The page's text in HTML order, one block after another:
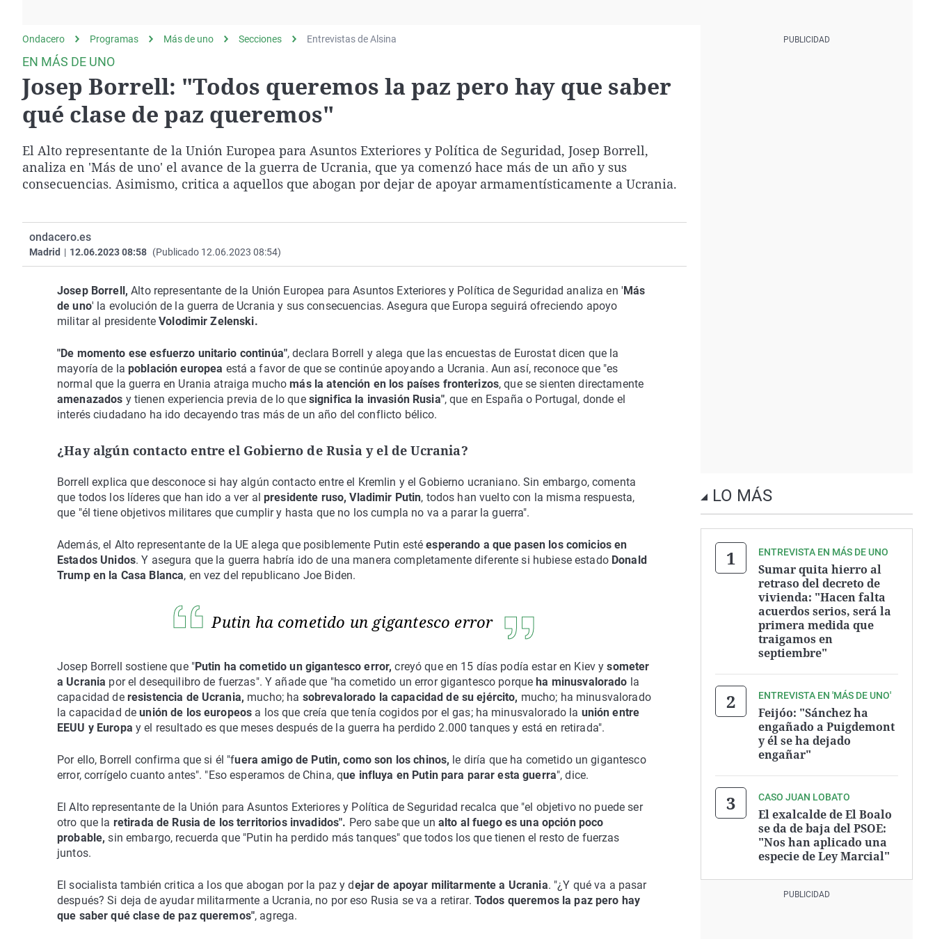
gato
Operación Viuda
Negra
País Vasco
Ondacero Programas Más de uno Secciones Entrevistas de Alsina
EN MÁS DE UNO
Josep Borrell: "Todos queremos la paz pero hay que saber
qué clase de paz queremos"
El Alto representante de la Unión Europea para Asuntos Exteriores y Política de Seguridad, Josep Borrell,
analiza en 'Más de uno' el avance de la guerra de Ucrania, que ya comenzó hace más de un año y sus
consecuencias. Asimismo, critica a aquellos que abogan por dejar de apoyar armamentísticamente a Ucrania.
ondacero.es
Madrid | 12.06.2023 08:58 (Publicado 12.06.2023 08:54)
Josep Borrell, Alto representante de la Unión Europea para Asuntos Exteriores y Política de Seguridad analiza en 'Más
de uno' la evolución de la guerra de Ucrania y sus consecuencias. Asegura que Europa seguirá ofreciendo apoyo
militar al presidenteVolodimir Zelenski.
"De momento ese esfuerzo unitario continúa", declara Borrell y alega que las encuestas de Eurostat dicen que la
mayoría de la población europea está a favor de que se continúe apoyando a Ucrania. Aun así, reconoce que "es
normal que la guerra en Urania atraiga muchomás la atención en los países fronterizos, que se sienten directamente
amenazados y tienen experiencia previa de lo que significa la invasión Rusia", que en España o Portugal, donde el
interés ciudadano ha ido decayendo tras más de un año del conflicto bélico.
¿Hay algún contacto entre el Gobierno de Rusia y el de Ucrania?
Borrell explica que desconoce si hay algún contacto entre el Kremlin y el Gobierno ucraniano. Sin embargo, comenta
que todos los líderes que han ido a ver alpresidente ruso, Vladimir Putin, todos han vuelto con la misma respuesta,
que "él tiene objetivos militares que cumplir y hasta que no los cumpla no va a parar la guerra".
Además, el Alto representante de la UE alega que posiblemente Putin estéesperando a que pasen los comicios en
Estados Unidos. Y asegura que la guerra habría ido de una manera completamente diferente si hubiese estadoDonald
Trump en la Casa Blanca, en vez del republicano Joe Biden.
Putin ha cometido un gigantesco error
Josep Borrell sostiene que "Putin ha cometido un gigantesco error,creyó que en 15 días podía estar en Kiev y someter
a Ucrania por el desequilibro de fuerzas". Y añade que "ha cometido un error gigantesco porque ha minusvalorado la
capacidad deresistencia de Ucrania, mucho; ha sobrevalorado la capacidad de su ejército, mucho; ha minusvalorado
la capacidad deunión de los europeos a los que creía que tenía cogidos por el gas; ha minusvalorado la unión entre
EEUU y Europa y el resultado es que meses después de la guerra ha perdido 2.000 tanques y está en retirada".
Por ello, Borrell confirma que si él "fuera amigo de Putin, como son los chinos, le diría que ha cometido un gigantesco
error, corrígelo cuanto antes". "Eso esperamos de China, que influya en Putin para parar esta guerra", dice.
El Alto representante de la Unión para Asuntos Exteriores y Política de Seguridad recalca que "el objetivo no puede ser
otro que la retirada de Rusia de los territorios invadidos". Pero sabe que un alto al fuego es una opción poco
probable,sin embargo, recuerda que "Putin ha perdido más tanques" que todos los que tienen el resto de fuerzas
juntos.
El socialista también critica a los que abogan por la paz y dejar de apoyar militarmente a Ucrania. "¿Y qué va a pasar
después? Si deja de ayudar militarmente a Ucrania, no por eso Rusia se va a retirar. Todos queremos la paz pero hay
que saber qué clase de paz queremos", agrega.
LO MÁS
ENTREVISTA EN MÁS DE UNO
Sumar quita hierro al
retraso del decreto de
vivienda: "Hacen falta
acuerdos serios, será la
primera medida que
traigamos en
septiembre"
ENTREVISTA EN 'MÁS DE UNO'
Feijóo: "Sánchez ha
engañado a Puigdemont
y él se ha dejado
engañar"
CASO JUAN LOBATO
El exalcalde de El Boalo
se da de baja del PSOE:
"Nos han aplicado una
especie de Ley Marcial"